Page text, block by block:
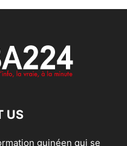
US
guinéen qui se